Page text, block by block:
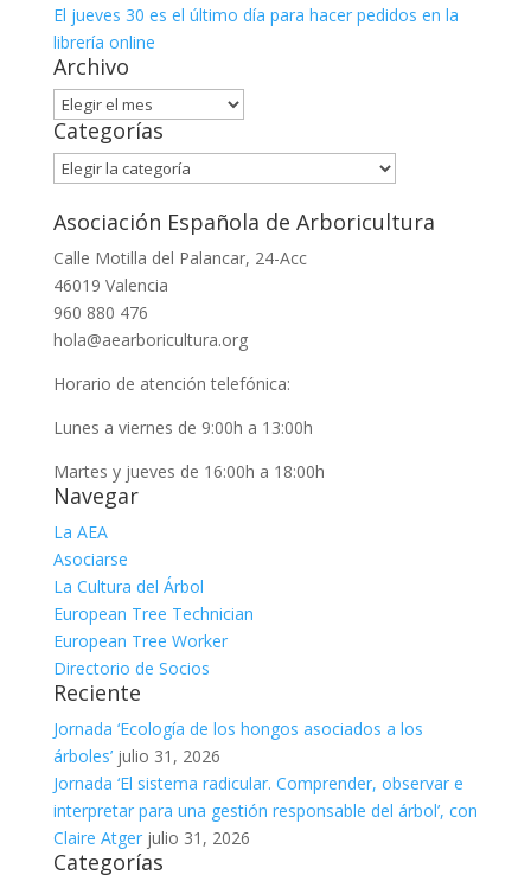
El jueves 30 es el último día para hacer pedidos en la
librería online
Archivo
Archivo
Categorías
Categorías
Asociación Española de Arboricultura
Calle Motilla del Palancar, 24-Acc
46019 Valencia
960 880 476
hola@aearboricultura.org
Horario de atención telefónica:
Lunes a viernes de 9:00h a 13:00h
Martes y jueves de 16:00h a 18:00h
Navegar
La AEA
Asociarse
La Cultura del Árbol
European Tree Technician
European Tree Worker
Directorio de Socios
Reciente
Jornada ‘Ecología de los hongos asociados a los
árboles’ julio 31, 2026
Jornada ‘El sistema radicular. Comprender, observar e
interpretar para una gestión responsable del árbol’, con
Claire Atger julio 31, 2026
Categorías